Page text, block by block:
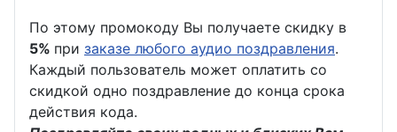
По этому промокоду Вы получаете скидку в
5% при заказе любого аудио поздравления.
Каждый пользователь может оплатить со
скидкой одно поздравление до конца срока
действия кода.